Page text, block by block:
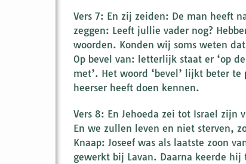
Vers 7: En zij zeiden: De man heeft
zeggen: Leeft jullie vader nog?
woorden. Konden wij soms weten
Op bevel van: letterlijk staat er ‘op
met’. Het woord ‘bevel’ lijkt beter
heerser heeft doen kennen.
Vers 8: En Jehoeda zei tot Israel
En we zullen leven en niet sterven,
Knaap: Joseef was als laatste zoon
gewerkt bij Lavan. Daarna keerde hij